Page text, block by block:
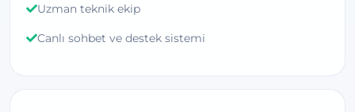
Uzman teknik ekip
Canlı sohbet ve destek sistemi